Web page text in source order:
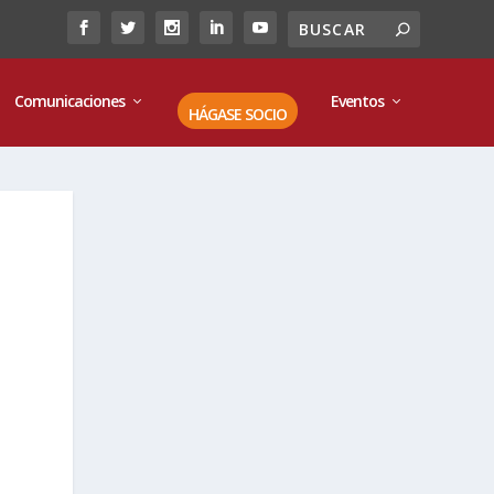
Comunicaciones
HÁGASE SOCIO
Eventos